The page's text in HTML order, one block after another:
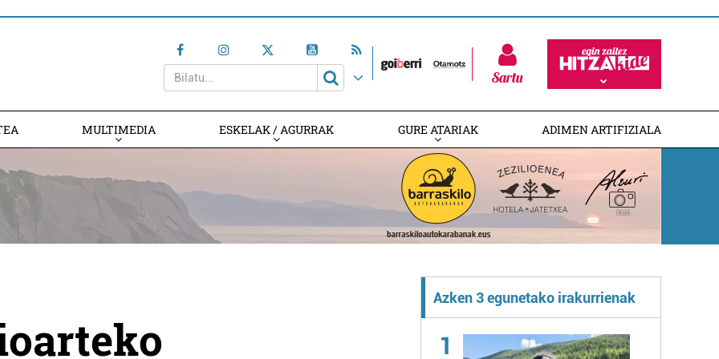
Sartu
MULTIMEDIA ESKELAK / AGURRAK GURE ATARIAK ADIMEN ARTIFIZIALA
Azken 3 egunetako irakurrienak
1